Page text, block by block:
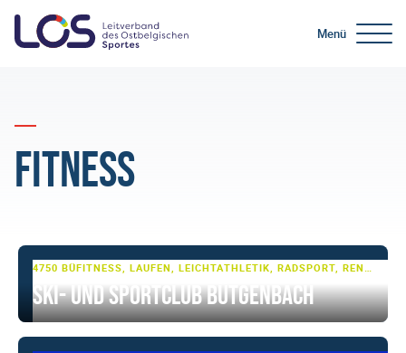
Menü
Fitness
4750 BÜTGENBACH
Ski- und Sportclub Bütgenbach